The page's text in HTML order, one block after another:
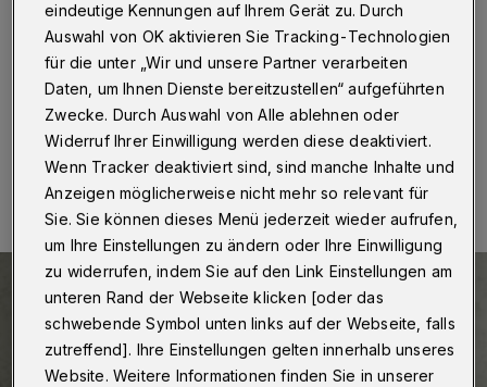
Wuppertal· ... an der Bergischen Uni steigt am
Donnerstag (17. Oktober 2024 um 20 Uhr auf der
AStA-Ebene (ME.04) an der Gaußstraße 20.
Eine Minute Lesezeit
eindeutige Kennungen auf Ihrem Gerät zu. Durch
Auswahl von OK aktivieren Sie Tracking-Technologien
für die unter „Wir und unsere Partner verarbeiten
Daten, um Ihnen Dienste bereitzustellen“ aufgeführten
Zwecke. Durch Auswahl von Alle ablehnen oder
Widerruf Ihrer Einwilligung werden diese deaktiviert.
Wenn Tracker deaktiviert sind, sind manche Inhalte und
Anzeigen möglicherweise nicht mehr so relevant für
Sie. Sie können dieses Menü jederzeit wieder aufrufen,
um Ihre Einstellungen zu ändern oder Ihre Einwilligung
zu widerrufen, indem Sie auf den Link Einstellungen am
unteren Rand der Webseite klicken [oder das
schwebende Symbol unten links auf der Webseite, falls
zutreffend]. Ihre Einstellungen gelten innerhalb unseres
Website. Weitere Informationen finden Sie in unserer